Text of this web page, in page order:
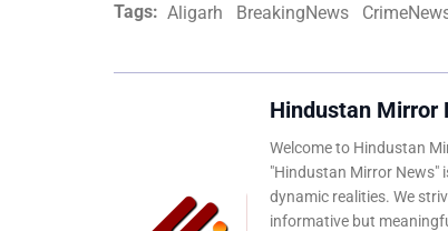
Tags: Aligarh BreakingNews
Hindustan Mirror
Welcome to Hindustan
"Hindustan Mirror News"
dynamic realities. We
informative but